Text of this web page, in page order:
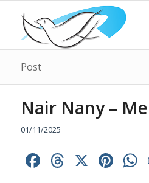
Post
Nair Nany –
01/11/2025
Facebook
Threads
X